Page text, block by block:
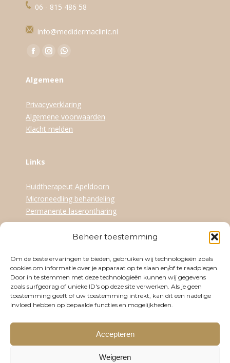
Beheer toestemming
Om de beste ervaringen te bieden, gebruiken wij technologieën zoals
cookies om informatie over je apparaat op te slaan en/of te raadplegen.
Door in te stemmen met deze technologieën kunnen wij gegevens
zoals surfgedrag of unieke ID's op deze site verwerken. Als je geen
toestemming geeft of uw toestemming intrekt, kan dit een nadelige
invloed hebben op bepaalde functies en mogelijkheden.
Accepteren
Weigeren
06 - 815 486 58
info@medidermaclinic.nl
Vind ons op:
Facebook
opens
new
window
Instagram
opens
new
window
WhatsApp
new
window
Algemeen
Privacyverklaring
Algemene voorwaarden
Klacht melden
Links
Huidtherapeut Apeldoorn
Microneedling behandeling
Permanente laserontharing
Dinsdag 09:30-17:30
Woensdag 12:30-21:00
Donderdag 09:30-17:30
Vrijdag 09:30-17:30
Zaterdag Op afspraak